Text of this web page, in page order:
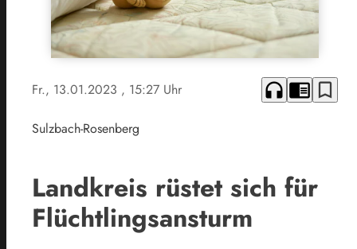
Fr., 13.01.2023 , 15:27 Uhr headphones chrome_reader_mode bookmark_border
Sulzbach-Rosenberg
Landkreis rüstet sich für
Flüchtlingsansturm